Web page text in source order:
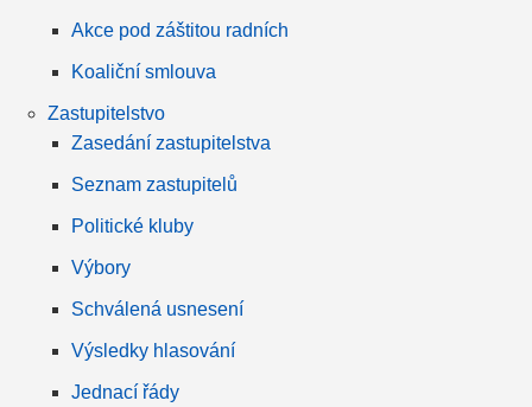
Akce pod záštitou radních
Koaliční smlouva
Zastupitelstvo
Zasedání zastupitelstva
Seznam zastupitelů
Politické kluby
Výbory
Schválená usnesení
Výsledky hlasování
Jednací řády